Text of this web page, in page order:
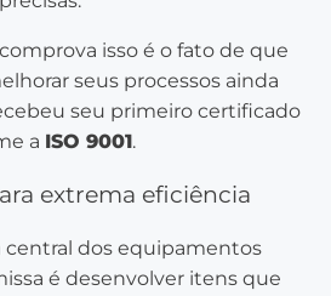
isso é o fato de que
seus processos ainda
seu primeiro certificado
a ISO 9001.
extrema eficiência
central dos equipamentos
é desenvolver itens que